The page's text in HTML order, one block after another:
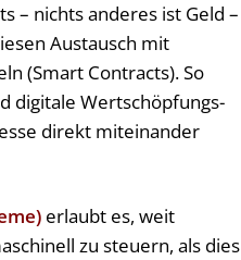
– nichts anderes ist Geld –
Austausch mit
(Smart Contracts). So
digitale Wertschöpfungs-
direkt miteinander
erlaubt es, weit
zu steuern, als dies